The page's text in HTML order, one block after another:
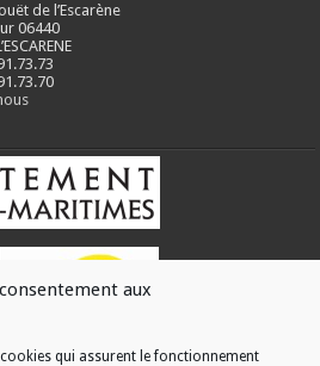
aux
qui assurent le fonctionnement
de l’Escarène
06440